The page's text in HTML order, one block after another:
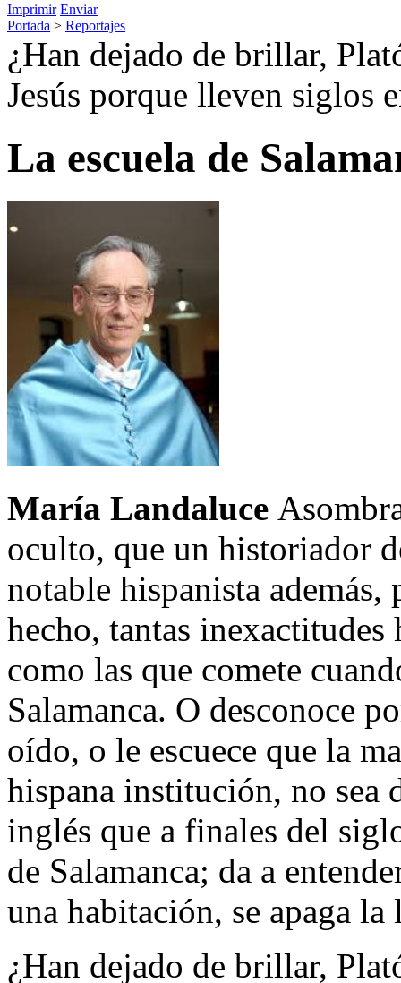
Imprimir Enviar
Portada > Reportajes
¿Han dejado de brillar,
Jesús porque lleven siglos
La escuela de
María Landaluce
oculto, que un historiador
notable hispanista además,
hecho, tantas
como las que comete
Salamanca. O desconoce
oído, o le escuece que la
hispana institución, no sea
inglés que a finales del
de Salamanca; da a
una habitación, se apaga la
¿Han dejado de brillar,